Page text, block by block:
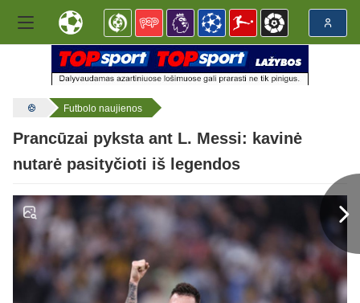
Futbolo naujienos
Prancūzai pyksta ant L. Messi: kavinė
nutarė pasityčioti iš legendos